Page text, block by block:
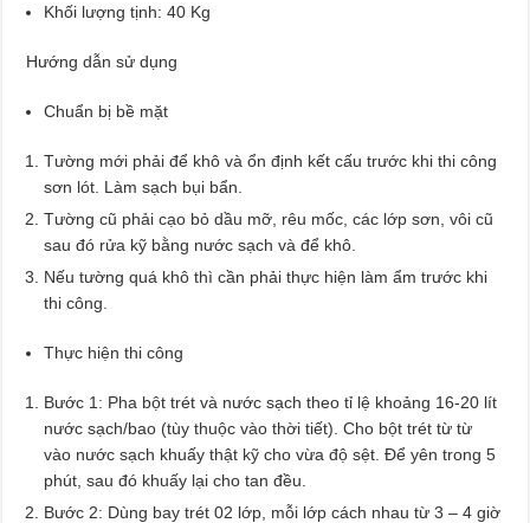
Khối lượng tịnh: 40 Kg
Hướng dẫn sử dụng
Chuẩn bị bề mặt
Tường mới phải để khô và ổn định kết cấu trước khi thi công
sơn lót. Làm sạch bụi bẩn.
Tường cũ phải cạo bỏ dầu mỡ, rêu mốc, các lớp sơn, vôi cũ
sau đó rửa kỹ bằng nước sạch và để khô.
Nếu tường quá khô thì cần phải thực hiện làm ẩm trước khi
thi công.
Thực hiện thi công
Bước 1: Pha bột trét và nước sạch theo tỉ lệ khoảng 16-20 lít
nước sạch/bao (tùy thuộc vào thời tiết). Cho bột trét từ từ
vào nước sạch khuấy thật kỹ cho vừa độ sệt. Để yên trong 5
phút, sau đó khuấy lại cho tan đều.
Bước 2: Dùng bay trét 02 lớp, mỗi lớp cách nhau từ 3 – 4 giờ